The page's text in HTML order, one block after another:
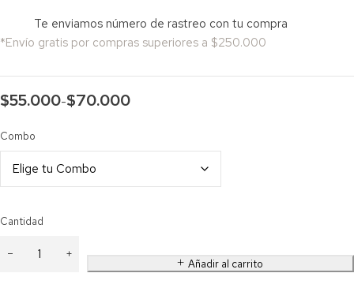
Te enviamos número de rastreo con tu compra
*Envío gratis por compras superiores a $250.000
$55.000-$70.000
Combo
Cantidad
Añadir al carrito